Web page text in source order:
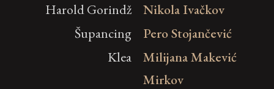
Harold Gorindž
Nikola Ivačkov
Šupancing
Pero Stojančević
Klea
Milijana Makević
Mirkov